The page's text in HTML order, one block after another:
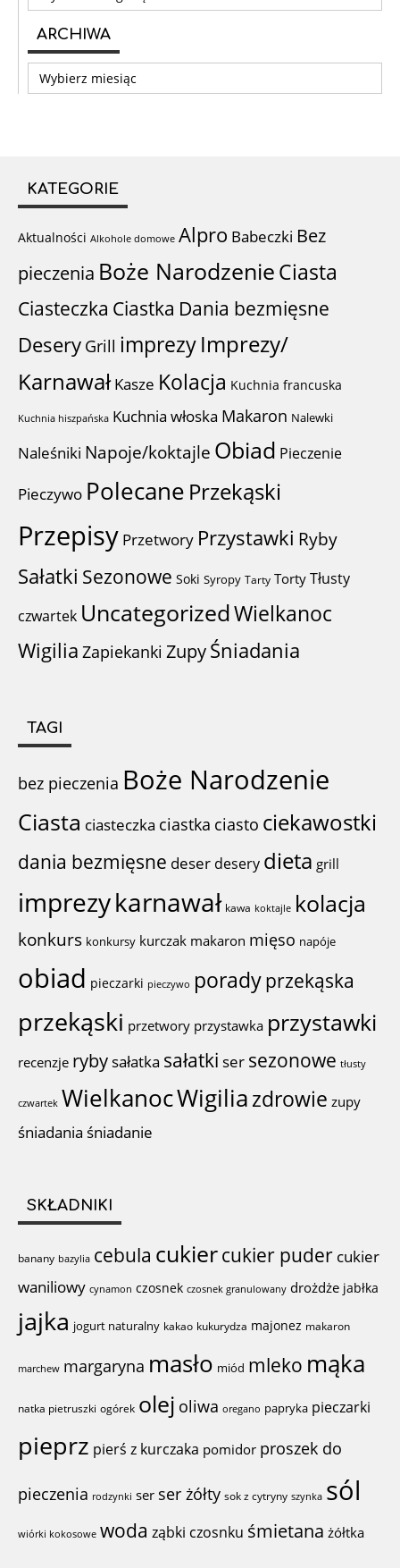
ARCHIWA
Archiwa
KATEGORIE
Aktualności Alkohole domowe Alpro Babeczki Bez
pieczenia Boże NarodzenieCiasta
Ciasteczka Ciastka Dania bezmięsne
Desery Grill imprezyImprezy/
Karnawał Kasze Kolacja Kuchnia francuska
Kuchnia hiszpańska Kuchnia włoska Makaron Nalewki
Naleśniki Napoje/koktajle Obiad Pieczenie
Pieczywo Polecane Przekąski
Przepisy Przetwory Przystawki Ryby
Sałatki Sezonowe Soki Syropy Tarty Torty Tłusty
czwartek UncategorizedWielkanoc
Wigilia Zapiekanki ZupyŚniadania
TAGI
bez pieczenia Boże Narodzenie
Ciasta ciasteczka ciastka ciasto ciekawostki
dania bezmięsne deser desery dieta grill
imprezykarnawał kawa koktajle kolacja
konkurs konkursy kurczak makaron mięso napóje
obiad pieczarki pieczywo poradyprzekąska
przekąski przetwory przystawka przystawki
recenzje ryby sałatka sałatki ser sezonowe tłusty
czwartek WielkanocWigiliazdrowie zupy
śniadania śniadanie
SKŁADNIKI
banany bazylia cebula cukiercukier puder cukier
waniliowy cynamon czosnek czosnek granulowany drożdże jabłka
jajka jogurt naturalny kakao kukurydza majonez makaron
marchew margaryna masło miód mleko mąka
natka pietruszki ogórek olej oliwa oregano papryka pieczarki
pieprz pierś z kurczaka pomidor proszek do
pieczenia rodzynki ser ser żółty sok z cytryny szynka sól
wiórki kokosowe woda ząbki czosnku śmietana żółtka